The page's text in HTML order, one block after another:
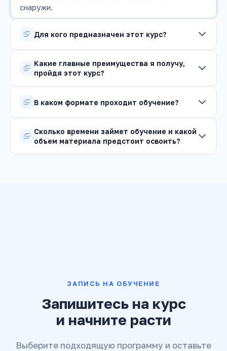
снаружи.
Для кого предназначен этот курс?
уровней, менеджеров проектов, тимлидеров, а
Какие главные преимущества я получу,
пройдя этот курс?
мысли, эффективно слушать и понимать
собеседников, управлять сложными разговорами,
давать конструктивную обратную связь,
разрешать конфликты и строить сильные
взаимоотношения в команде.
В каком формате проходит обучение?
тренинг, онлайн-курс с вебинарами и
Сколько времени займет обучение и какой
объем материала предстоит освоить?
ЗАПИСЬ НА ОБУЧЕНИЕ
Запишитесь на курс
и начните расти
Выберите подходящую программу и оставьте